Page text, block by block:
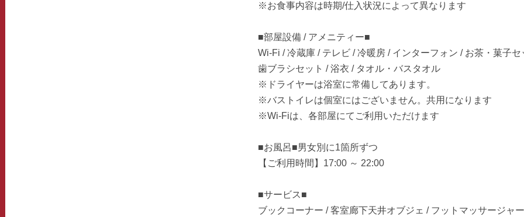
※お食事内容は時期/仕入状況によって異なります
■部屋設備 / アメニティー■
Wi-Fi / 冷蔵庫 / テレビ / 冷暖房 / インターフォン / お茶・菓子セ
歯ブラシセット / 浴衣 / タオル・バスタオル
※ドライヤーは浴室に常備してあります。
※バストイレは個室にはございません。共用になります
※Wi-Fiは、各部屋にてご利用いただけます
■お風呂■男女別に1箇所ずつ
【ご利用時間】17:00 ～ 22:00
■サービス■
ブックコーナー / 客室廊下天井オブジェ / フットマッサージャー